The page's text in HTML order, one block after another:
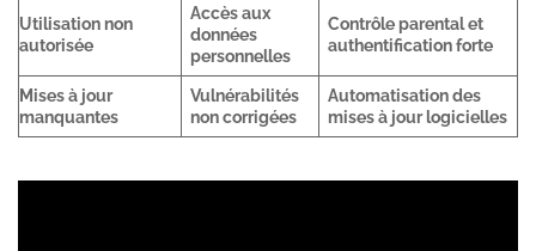
Utilisation non
autorisée
Accès aux
données
personnelles
Contrôle parental et
authentification forte
Mises à jour
manquantes
Vulnérabilités
non corrigées
Automatisation des
mises à jour logicielles